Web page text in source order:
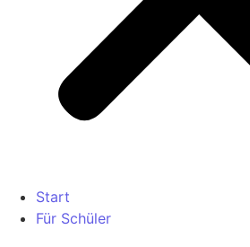
Start
Für Schüler